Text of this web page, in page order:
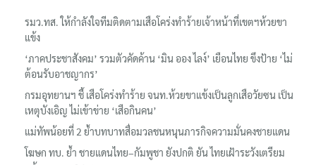
รมว.ทส. ให้กำลังใจทีมติดตามเสือโคร่งทำร้ายเจ้าหน้าที่เขตฯห้วยขา
แข้ง
‘ภาคประชาสังคม’ รวมตัวคัดค้าน ‘มิน ออง ไลง์’ เยือนไทย ขึงป้าย ‘ไม่
ต้อนรับอาชญากร’
กรมอุทยานฯ ชี้ เสือโคร่งทำร้าย จนท.ห้วยขาแข้งเป็นลูกเสือวัยซน เป็น
เหตุบังเอิญ ไม่เข้าข่าย ‘เสือกินคน’
แม่ทัพน้อยที่ 2 ย้ำบทบาทสื่อมวลชนหนุนภารกิจความมั่นคงชายแดน
โฆษก ทบ. ย้ำ ชายแดนไทย–กัมพูชา ยังปกติ ยัน ไทยเฝ้าระวังเตรียม